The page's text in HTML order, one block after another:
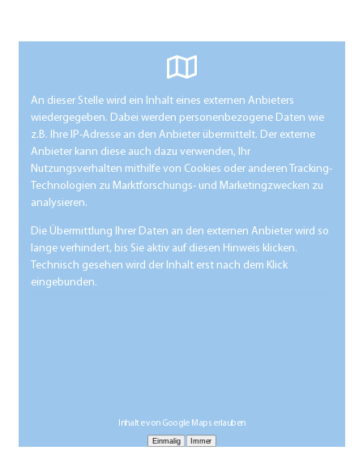
An dieser Stelle wird ein Inhalt eines externen Anbieters
wiedergegeben. Dabei werden personenbezogene Daten wie
z.B. Ihre IP-Adresse an den Anbieter übermittelt. Der externe
Anbieter kann diese auch dazu verwenden, Ihr
Nutzungsverhalten mithilfe von Cookies oder anderen Tracking-
Technologien zu Marktforschungs- und Marketingzwecken zu
analysieren.
Die Übermittlung Ihrer Daten an den externen Anbieter wird so
lange verhindert, bis Sie aktiv auf diesen Hinweis klicken.
Technisch gesehen wird der Inhalt erst nach dem Klick
eingebunden.
Inhalte von Google Maps erlauben